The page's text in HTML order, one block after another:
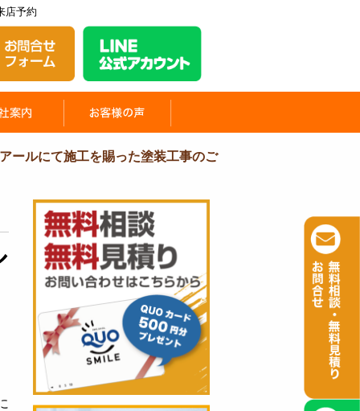
店予約
ールにて施工を賜った塗装工事のご